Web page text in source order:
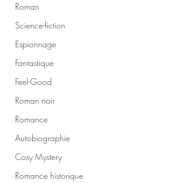
Roman
Science-fiction
Espionnage
Fantastique
Feel-Good
Roman noir
Romance
Autobiographie
Cosy Mystery
Romance historique